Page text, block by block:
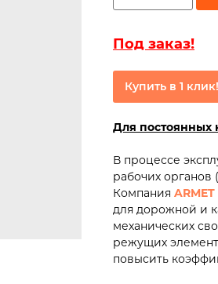
Под заказ!
Купить в 1 клик!
Для постоянных
В процессе
рабочих органов
Компания ARMET
для дорожной и
механических
режущих
повысить